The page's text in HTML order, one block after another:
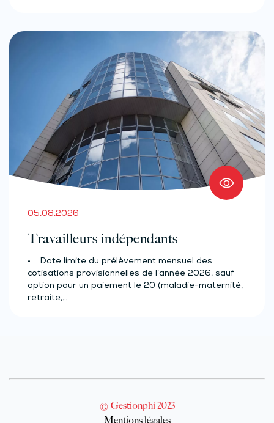
05.08.2026
Travailleurs indépendants
• Date limite du prélèvement mensuel des
cotisations provisionnelles de l’année 2026, sauf
option pour un paiement le 20 (maladie-maternité,
retraite,…
© Gestionphi 2023
Mentions légales